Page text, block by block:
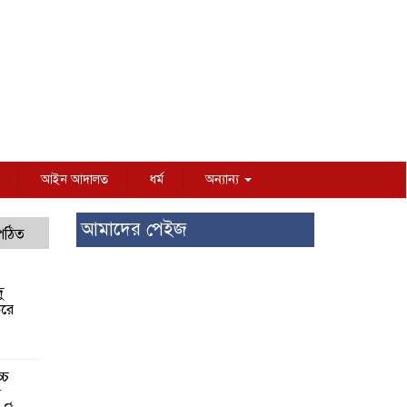
আইন আদালত ধর্ম অন্যান্য
আমাদের পেইজ